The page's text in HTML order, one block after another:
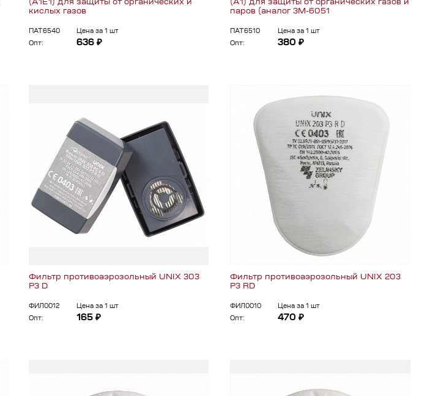
(A1Е1) для защиты от органических и
кислых газов
ПАТ6540
Цена за 1 шт
Опт:
636 ₽
(А1) для защиты от органических газов и
паров (аналог 3М-6051
ПАТ6510
Цена за 1 шт
Опт:
380 ₽
Фильтр противоаэрозольный UNIX 303
P3 D
ФИЛ0012
Цена за 1 шт
Опт:
165 ₽
Фильтр противоаэрозольный UNIX 203
P3 RD
ФИЛ0010
Цена за 1 шт
Опт:
470 ₽